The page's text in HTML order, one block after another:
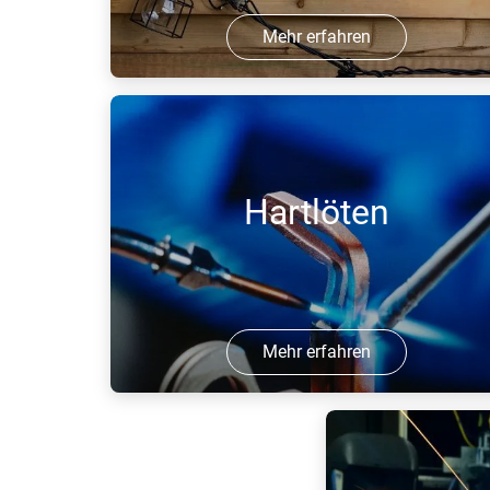
Mehr erfahren
HALT- und HASS-Tests ermöglichen
Zeit- und Kosteneinsparungen im
Vergleich zu konventionellen
Prüfverfahren.
Hartlöten
Mehr erfahren
Hartlöten eignet sich vor allem zum
Fügen dünner und beschichteter
Werkstoffe. Bei Hartlötverfahren